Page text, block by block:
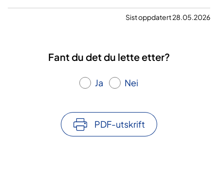
Sist oppdatert 28.05.2026
Fant du det du lette etter?
Ja Nei
PDF-utskrift